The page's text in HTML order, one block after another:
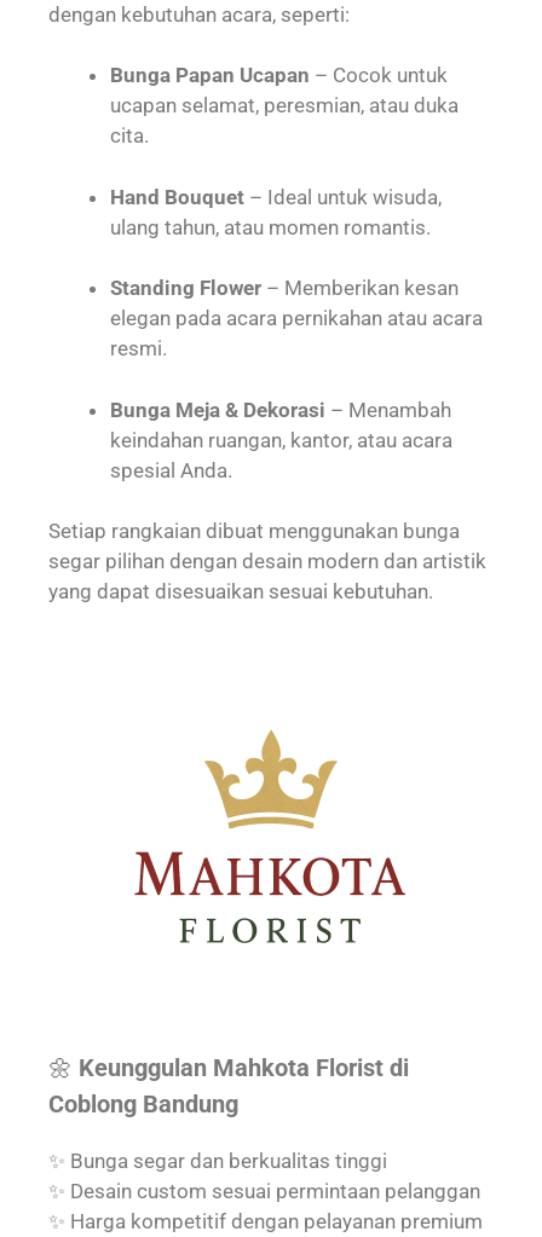
dengan kebutuhan acara, seperti:
Bunga Papan Ucapan – Cocok untuk
ucapan selamat, peresmian, atau duka
cita.
Hand Bouquet – Ideal untuk wisuda,
ulang tahun, atau momen romantis.
Standing Flower – Memberikan kesan
elegan pada acara pernikahan atau acara
resmi.
Bunga Meja & Dekorasi – Menambah
keindahan ruangan, kantor, atau acara
spesial Anda.
Setiap rangkaian dibuat menggunakan bunga
segar pilihan dengan desain modern dan artistik
yang dapat disesuaikan sesuai kebutuhan.
🌼 Keunggulan Mahkota Florist di
Coblong Bandung
✨ Bunga segar dan berkualitas tinggi
✨ Desain custom sesuai permintaan pelanggan
✨ Harga kompetitif dengan pelayanan premium